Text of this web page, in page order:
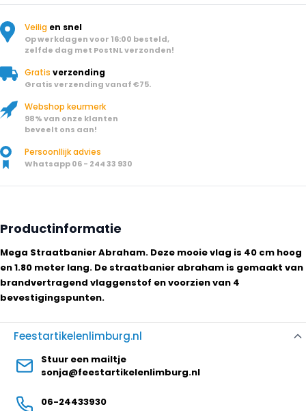
Veilig en snel
Op werkdagen voor 16:00 besteld,
zelfde dag met PostNL verzonden!
Gratis verzending
Gratis verzending vanaf €75.
Webshop keurmerk
98% van onze klanten
beveelt ons aan!
Persoonllijk advies
Whatsapp 06 - 244 33 930
Productinformatie
Mega Straatbanier Abraham. Deze mooie vlag is 40 cm hoog
en 1.80 meter lang. De straatbanier abraham is gemaakt van
brandvertragend vlaggenstof en voorzien van 4
bevestigingspunten.
Feestartikelenlimburg.nl
Stuur een mailtje
sonja@feestartikelenlimburg.nl
06-24433930